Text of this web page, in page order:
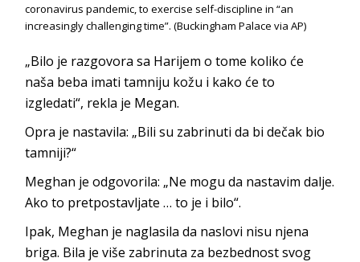
coronavirus pandemic, to exercise self-discipline in “an
increasingly challenging time”. (Buckingham Palace via AP)
„Bilo je razgovora sa Harijem o tome koliko će
naša beba imati tamniju kožu i kako će to
izgledati“, rekla je Megan.
Opra je nastavila: „Bili su zabrinuti da bi dečak bio
tamniji?“
Meghan je odgovorila: „Ne mogu da nastavim dalje.
Ako to pretpostavljate … to je i bilo“.
Ipak, Meghan je naglasila da naslovi nisu njena
briga. Bila je više zabrinuta za bezbednost svog